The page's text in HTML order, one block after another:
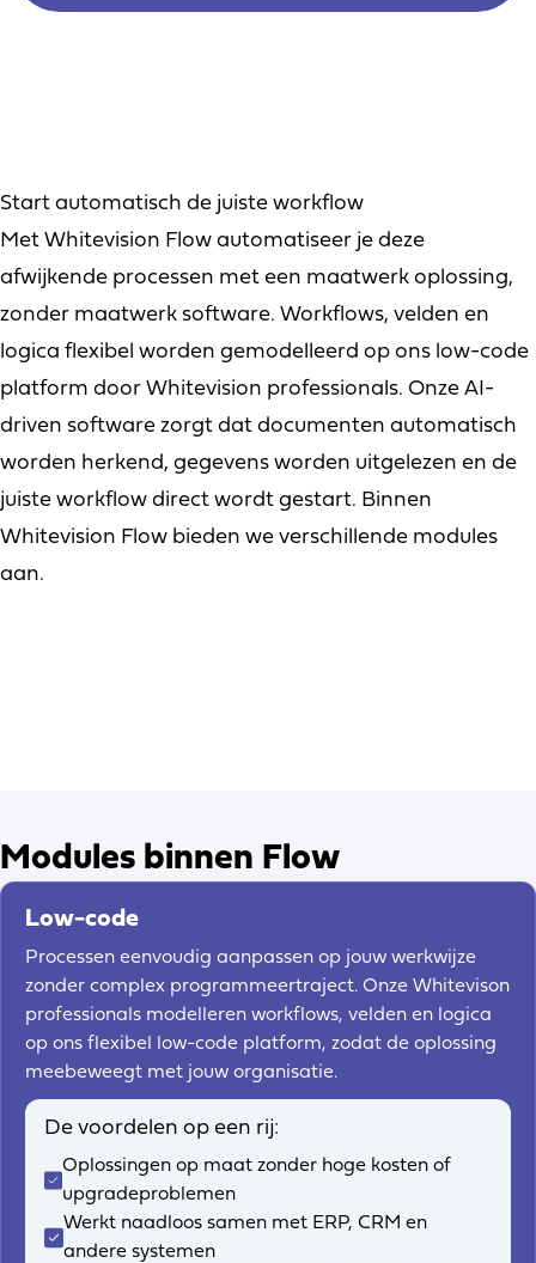
Start automatisch de juiste workflow
Met Whitevision Flow automatiseer je deze
afwijkende processen met een maatwerk oplossing,
zonder maatwerk software. Workflows, velden en
logica flexibel worden gemodelleerd op ons low-code
platform door Whitevision professionals. Onze AI-
driven software zorgt dat documenten automatisch
worden herkend, gegevens worden uitgelezen en de
juiste workflow direct wordt gestart. Binnen
Whitevision Flow bieden we verschillende modules
aan.
Modules binnen Flow
Low-code
Processen eenvoudig aanpassen op jouw werkwijze
zonder complex programmeertraject. Onze Whitevison
professionals modelleren workflows, velden en logica
op ons flexibel low-code platform, zodat de oplossing
meebeweegt met jouw organisatie.
De voordelen op een rij:
Oplossingen op maat zonder hoge kosten of
upgradeproblemen
Werkt naadloos samen met ERP, CRM en
andere systemen